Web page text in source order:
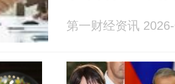
第一财经资讯